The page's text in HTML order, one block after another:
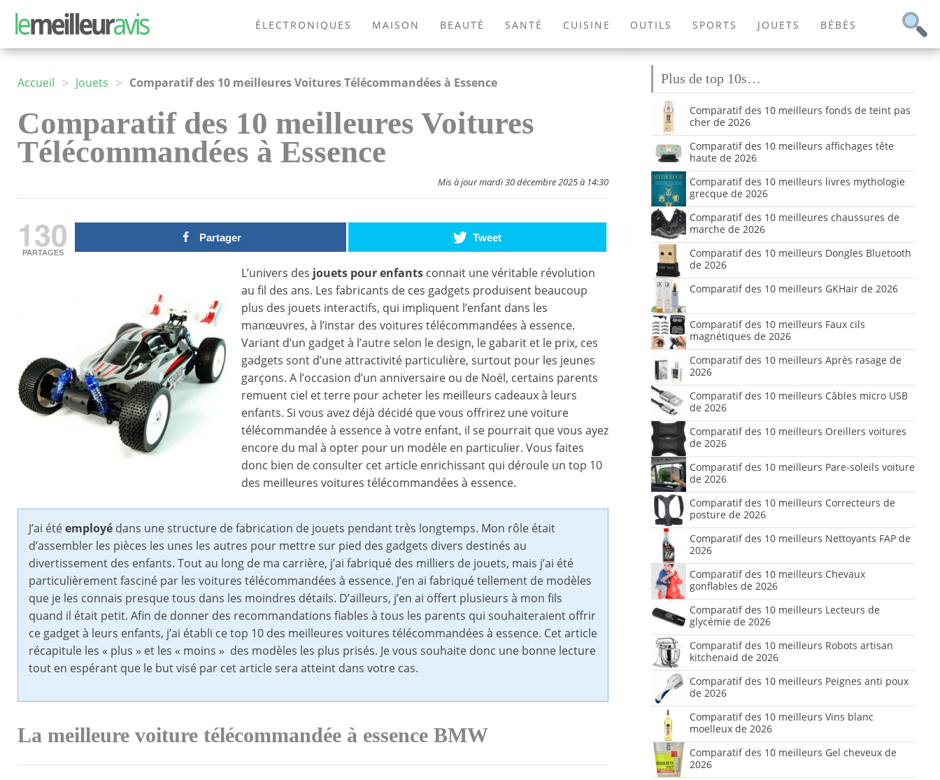
ÉLECTRONIQUES MAISON BEAUTÉ SANTÉ CUISINE OUTILS SPORTS JOUETS BÉBÉS
MODE EXTÉRIEUR ANIMAUX JEUX VIDÉOS LIVRES
Accueil > Jouets > Comparatif des 10 meilleures Voitures Télécommandées à Essence
Comparatif des 10 meilleures Voitures
Télécommandées à Essence
Mis à jour mardi 30 décembre 2025 à 14:30
130
PARTAGES
Partager Tweet
L’univers des jouets pour enfants connait une véritable révolution
au fil des ans. Les fabricants de ces gadgets produisent beaucoup
plus des jouets interactifs, qui impliquent l’enfant dans les
manœuvres, à l’instar des voitures télécommandées à essence.
Variant d’un gadget à l’autre selon le design, le gabarit et le prix, ces
gadgets sont d’une attractivité particulière, surtout pour les jeunes
garçons. A l’occasion d’un anniversaire ou de Noël, certains parents
remuent ciel et terre pour acheter les meilleurs cadeaux à leurs
enfants. Si vous avez déjà décidé que vous offrirez une voiture
télécommandée à essence à votre enfant, il se pourrait que vous ayez
encore du mal à opter pour un modèle en particulier. Vous faites
donc bien de consulter cet article enrichissant qui déroule un top 10
des meilleures voitures télécommandées à essence.
J’ai étéemployé dans une structure de fabrication de jouets pendant très longtemps. Mon rôle était
d’assembler les pièces les unes les autres pour mettre sur pied des gadgets divers destinés au
divertissement des enfants. Tout au long de ma carrière, j’ai fabriqué des milliers de jouets, mais j’ai été
particulièrement fasciné par les voitures télécommandées à essence. J’en ai fabriqué tellement de modèles
que je les connais presque tous dans les moindres détails. D’ailleurs, j’en ai offert plusieurs à mon fils
quand il était petit. Afin de donner des recommandations fiables à tous les parents qui souhaiteraient offrir
ce gadget à leurs enfants, j’ai établi ce top 10 des meilleures voitures télécommandées à essence. Cet article
récapitule les « plus » et les « moins » des modèles les plus prisés. Je vous souhaite donc une bonne lecture
tout en espérant que le but visé par cet article sera atteint dans votre cas.
La meilleure voiture télécommandée à essence BMW
Plus de top 10s…
Comparatif des 10 meilleurs fonds de teint pas
cher de 2026
Comparatif des 10 meilleurs affichages tête
haute de 2026
Comparatif des 10 meilleurs livres mythologie
grecque de 2026
Comparatif des 10 meilleures chaussures de
marche de 2026
Comparatif des 10 meilleurs Dongles Bluetooth
de 2026
Comparatif des 10 meilleurs GKHair de 2026
Comparatif des 10 meilleurs Faux cils
magnétiques de 2026
Comparatif des 10 meilleurs Après rasage de
2026
Comparatif des 10 meilleurs Câbles micro USB
de 2026
Comparatif des 10 meilleurs Oreillers voitures
de 2026
Comparatif des 10 meilleurs Pare-soleils voiture
de 2026
Comparatif des 10 meilleurs Correcteurs de
posture de 2026
Comparatif des 10 meilleurs Nettoyants FAP de
2026
Comparatif des 10 meilleurs Chevaux
gonflables de 2026
Comparatif des 10 meilleurs Lecteurs de
glycémie de 2026
Comparatif des 10 meilleurs Robots artisan
kitchenaid de 2026
Comparatif des 10 meilleurs Peignes anti poux
de 2026
Comparatif des 10 meilleurs Vins blanc
moelleux de 2026
Comparatif des 10 meilleurs Gel cheveux de
2026